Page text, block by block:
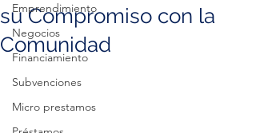
Emprendimiento
Negocios
Financiamiento
Subvenciones
Micro prestamos
su Compromiso con la
Comunidad